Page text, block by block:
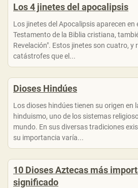
Los 4 jinetes del apocalipsis
Los jinetes del Apocalipsis aparecen en
Testamento de la Biblia cristiana,
Revelación". Estos jinetes son cuatro, y
catástrofes que el...
Dioses Hindúes
Los dioses hindúes tienen su origen en
hinduismo, uno de los sistemas
mundo. En sus diversas tradiciones
su importancia varía...
10 Dioses Aztecas más
significado